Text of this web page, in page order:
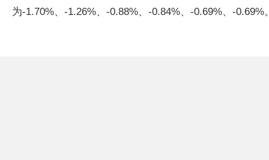
为-1.70%、-1.26%、-0.88%、-0.84%、-0.69%、-0.69%